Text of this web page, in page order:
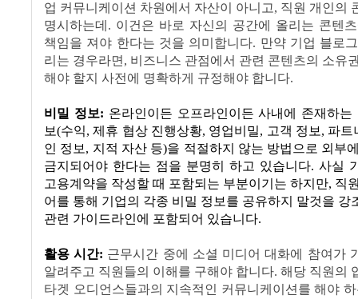
업 커뮤니케이션 차원에서 자산이 아니고, 직원 개인의
명시하는데 . 이건은 바로 자신의 공간에 올리는 콘텐
책임을 져야 한다는 것을 의미합니다. 만약 기업 블로
리는 경우라면, 비즈니스 관점에서 관련 콘텐츠의 소유
해야 할지 사전에 명확하게 규정해야 합니다.
비밀 정보: 온라인이든 오프라인이든 사내에 존재하
보(수익,제휴 협상 진행상황, 영업비밀, 고객 정보, 파트
인 정보, 지적 자산 등)을 적절하지 않는 방법으로 외부
금지되어야 한다는 점을 분명히 하고 있습니다. 사실
고용계약을 작성할 때 포함되는 부분이기는 하지만, 직
어를 통해 기업의 각종 비밀 정보를 공유하지 말것을 강
관련 가이드라인에 포함되어 있습니다.
활용 시간: 근무시간 중에 소셜 미디어 대화에 참여가
알려주고 직원들의 이해를 구해야 합니다. 해당 직원의
타겟 오디언스들과의 지속적인 커뮤니케이션를 해야